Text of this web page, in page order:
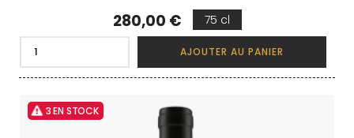
Prix
280,00 € 75 cl
AJOUTER AU PANIER
3 EN STOCK